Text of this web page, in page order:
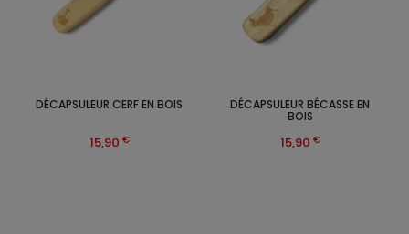
DÉCAPSULEUR CERF EN BOIS
15,90 €
DÉCAPSULEUR BÉCASSE EN
BOIS
15,90 €